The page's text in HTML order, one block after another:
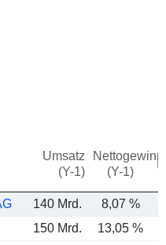
Umsatz
(Y-1)
Nettogewinn
(Y-1)
140 Mrd. 8,07 %
150 Mrd. 13,05 %